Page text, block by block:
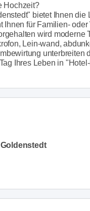
Hochzeit?
bietet Ihnen die
Ihnen für Familien-
wird moderne
Lein-wand,
Ihres Leben in